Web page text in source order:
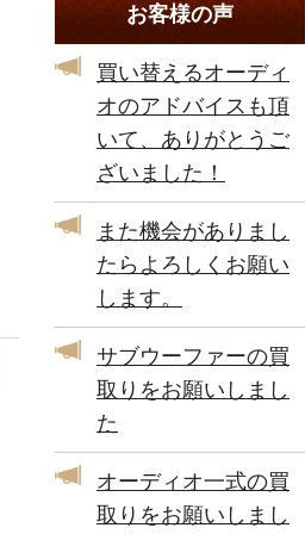
お客様の声
買い替えるオーディ
オのアドバイスも頂
いて、ありがとうご
ざいました！
また機会がありまし
たらよろしくお願い
します。
サブウーファーの買
取りをお願いしまし
た
オーディオ一式の買
取りをお願いしまし